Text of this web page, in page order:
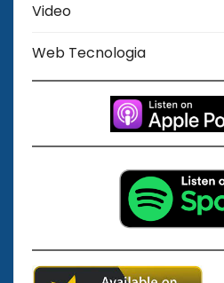
Video
Web Tecnologia